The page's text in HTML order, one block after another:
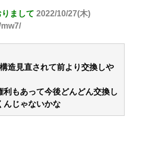
まして 2022/10/27(木)
造見直されて前より交換しや
利もあって今後どんどん交換し
んじゃないかな